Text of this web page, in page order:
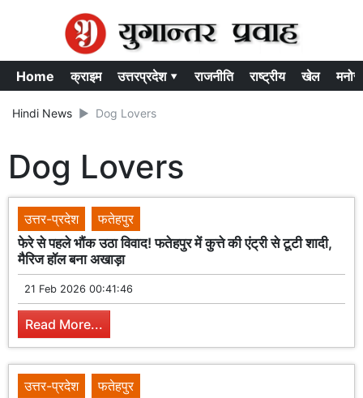
Home क्राइम उत्तरप्रदेश ▾ राजनीति राष्ट्रीय खेल
Hindi News Dog Lovers
Dog Lovers
उत्तर-प्रदेश
फतेहपुर
फेरे से पहले भौंक उठा विवाद! फतेहपुर में कुत्ते की एंट्री से टूटी शादी,
मैरिज हॉल बना अखाड़ा
21 Feb 2026 00:41:46
Read More...
उत्तर-प्रदेश
फतेहपुर